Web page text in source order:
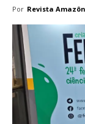
Por Revista